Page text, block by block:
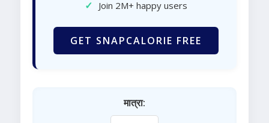
✓ Join 2M+ happy users
GET SNAPCALORIE FREE
मात्रा: